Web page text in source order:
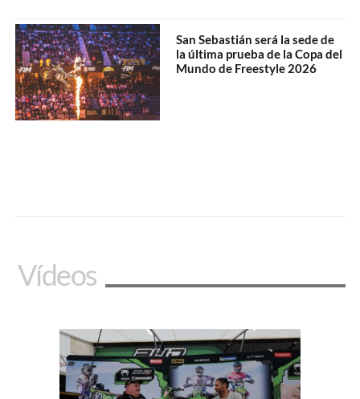
San Sebastián será la sede de
la última prueba de la Copa del
Mundo de Freestyle 2026
Vídeos